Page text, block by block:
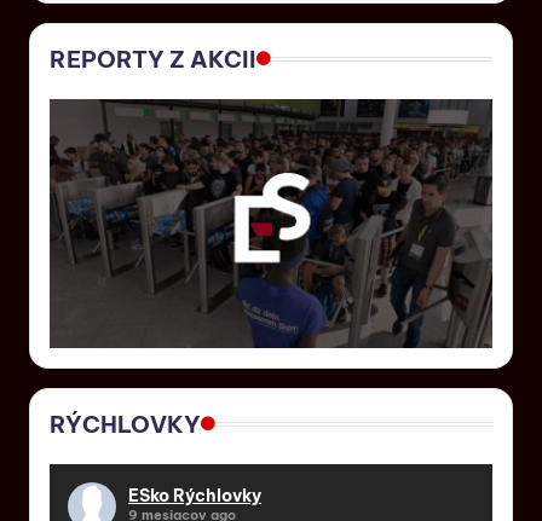
REPORTY Z AKCII
RÝCHLOVKY
ESko Rýchlovky
9 mesiacov ago